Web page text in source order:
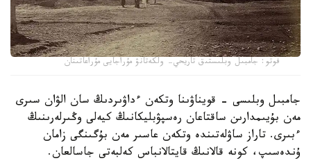
فوتو: جامبىل وبلىستىق تاريحي- ولكەتانۋ مۇراجايى مۇراعاتىنان
جامبىل وبلىسى - قويناۋىنا وتكەن ءداۋىردىڭ سان الۋان سىرى
مەن بۇيىمدارىن ساقتاعان رەسپۋبليكانىڭ كيەلى وڭىرلەرىنىڭ
ءبىرى. تاراز ساۋلەتىندە وتكەن عاسىر مەن بۇگىنگى زامان
ۇندەسىپ، كونە قالانىڭ قايتالانباس كەلبەتى جاسالعان.